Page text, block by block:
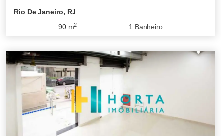
Rio De Janeiro, RJ
90 m2 1 Banheiro